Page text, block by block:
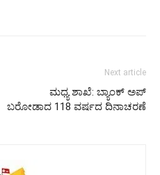
Next article
ಮಧ್ಯ ಶಾಖೆ: ಬ್ಯಾಂಕ್ ಅಪ್
ಬರೋಡಾದ 118 ವರ್ಷದ ದಿನಾಚರಣೆ